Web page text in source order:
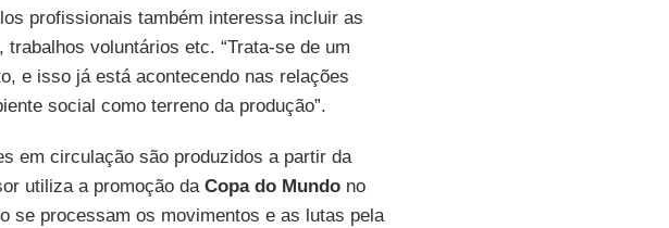
profissionais também interessa incluir as
voluntários etc. “Trata-se de um
e isso já está acontecendo nas relações
social como terreno da produção”.
em circulação são produzidos a partir da
utiliza a promoção da Copa do Mundono
se processam os movimentos e as lutas pela